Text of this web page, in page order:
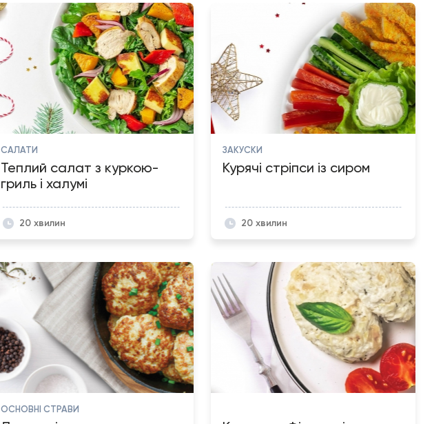
САЛАТИ
Теплий салат з куркою-
гриль і халумі
20 хвилин
ЗАКУСКИ
Курячі стріпси із сиром
20 хвилин
ОСНОВНІ СТРАВИ